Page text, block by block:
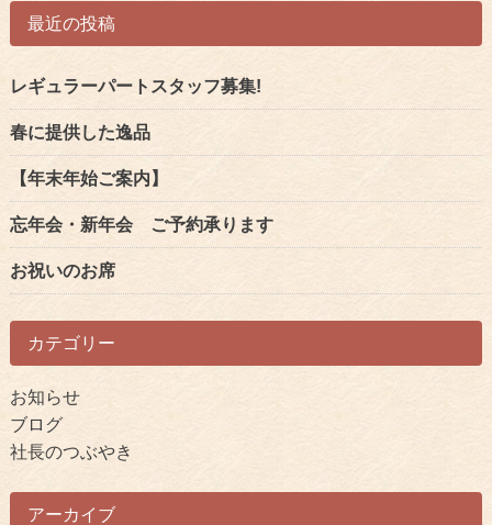
リ
ン
ク
最近の投稿
レギュラーパートスタッフ募集!
春に提供した逸品
【年末年始ご案内】
忘年会・新年会 ご予約承ります
お祝いのお席
カテゴリー
お知らせ
ブログ
社長のつぶやき
アーカイブ